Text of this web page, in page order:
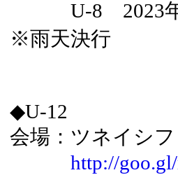
U-8 2023年2
※雨天決行
◆U-12
会場：ツネイシ
http://